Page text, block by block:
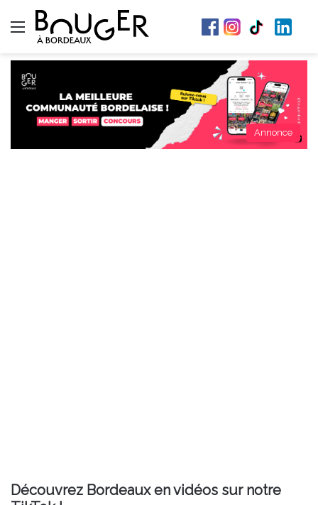
Menu
Annonce
Découvrez Bordeaux en vidéos sur notre